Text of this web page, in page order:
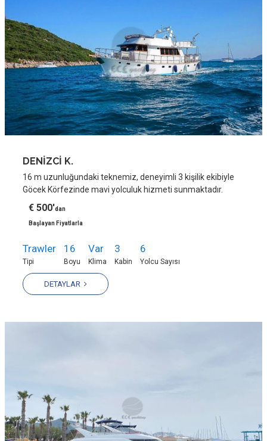
DENİZCİ K.
16 m uzunluğundaki teknemiz, deneyimli 3 kişilik ekibiyle
Göcek Körfezinde mavi yolculuk hizmeti sunmaktadır.
€ 500'dan
Başlayan Fiyatlarla
Trawler
Tipi
16
Boyu
Var
Klima
3
Kabin
6
Yolcu Sayısı
DETAYLAR